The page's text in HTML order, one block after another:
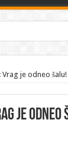
Vrag je odneo
je